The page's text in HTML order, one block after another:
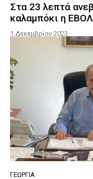
Στα 23 λεπτά
καλαμπόκι η ΕΒΟΛ
1 Δεκεμβρίου 2023
ΓΕΩΡΓΊΑ